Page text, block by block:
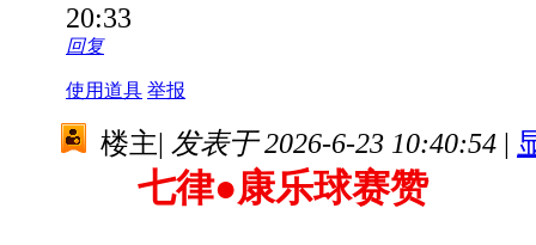
20:33
回复
使用道具 举报
楼主| 发表于 2026-6-23 10:40:54 |
七律●康乐球赛赞